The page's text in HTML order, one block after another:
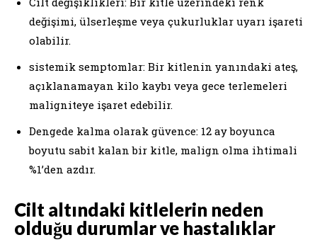
değişimi, ülserleşme veya çukurluklar uyarı işareti
olabilir.
sistemik semptomlar: Bir kitlenin yanındaki ateş,
açıklanamayan kilo kaybı veya gece terlemeleri
maligniteye işaret edebilir.
Dengede kalma olarak güvence: 12 ay boyunca
boyutu sabit kalan bir kitle, malign olma ihtimali
%1’den azdır.
Cilt altındaki kitlelerin neden
olduğu durumlar ve hastalıklar